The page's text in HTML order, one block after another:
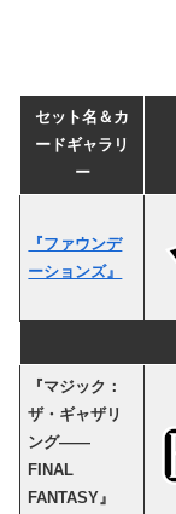
セット名＆カ
ードギャラリ
ー
『ファウンデ
ーションズ』
『マジック：
ザ・ギャザリ
ング——
FINAL
FANTASY』